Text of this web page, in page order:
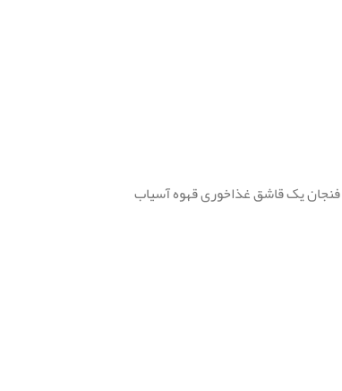
فنجان یک قاشق غذاخوری قهوه آسیاب